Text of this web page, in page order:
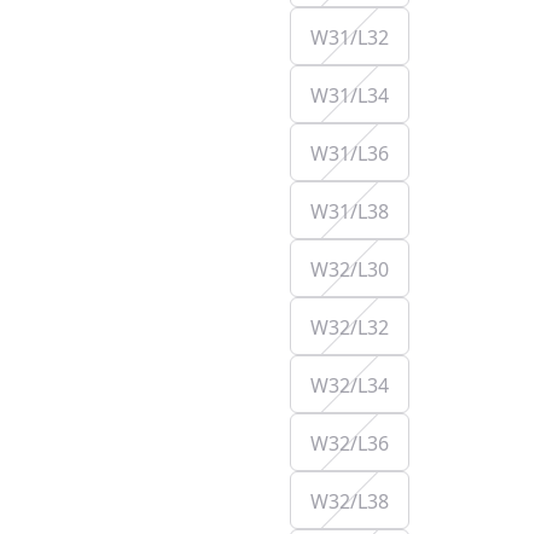
W31/L32
W31/L34
W31/L36
W31/L38
W32/L30
W32/L32
W32/L34
W32/L36
W32/L38